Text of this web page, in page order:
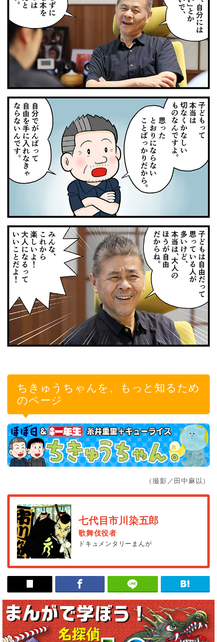
ちきゅうちゃんを、もっと知るため
のページ
（撮影／田中麻以）
七代目市川染五郎
歌舞伎役者
ドキュメンタリーまんが